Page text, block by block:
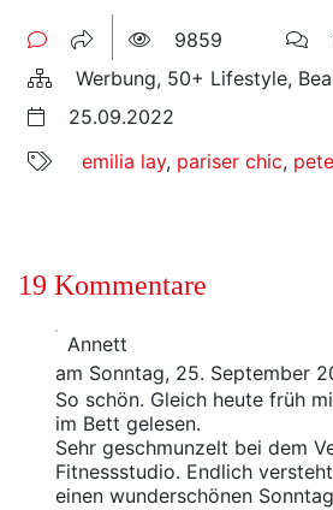
9859
Werbung, 50+ Lifestyle,
25.09.2022
emilia lay, pariser chic,
19 Kommentare
Annett
am Sonntag, 25. September
So schön. Gleich heute früh
im Bett gelesen.
Sehr geschmunzelt bei dem
Fitnessstudio. Endlich
einen wunderschönen